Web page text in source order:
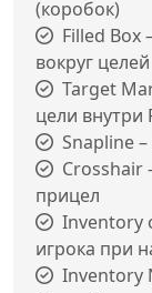
(коробок)
Filled Box
вокруг целей
Target
цели внутри
Snapline
Crosshair
прицел
Inventory
игрока при
Inventory